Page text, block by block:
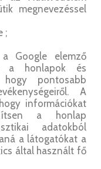
megnevezéssel
;
Google elemző
a honlapok és
hogy pontosabb
A
információkat
a honlap
adatokból
a látogatókat a
által használt fő